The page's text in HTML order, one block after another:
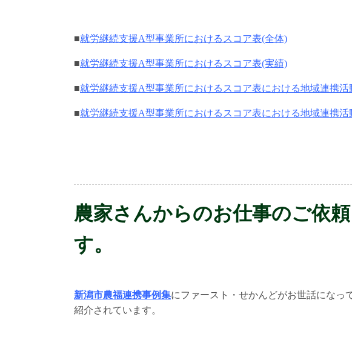
■就労継続支援A型事業所におけるスコア表(全体)
■就労継続支援A型事業所におけるスコア表(実績)
■就労継続支援A型事業所におけるスコア表における地域連携
■就労継続支援A型事業所におけるスコア表における地域連携
農家さんからのお仕事のご依
す。
新潟市農福連携事例集にファースト・せかんどがお世話になっ
紹介されています。